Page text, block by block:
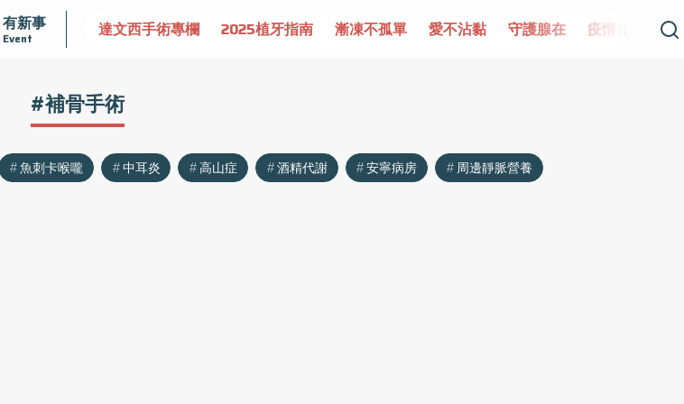
有新事
Event
守護骨骼健康 達文西手術專欄 2025植牙指南 漸凍不孤單 愛不沾黏 守護腺在 疫情保衛戰
#補骨手術
魚刺卡喉嚨 中耳炎 高山症 酒精代謝 安寧病房 周邊靜脈營養